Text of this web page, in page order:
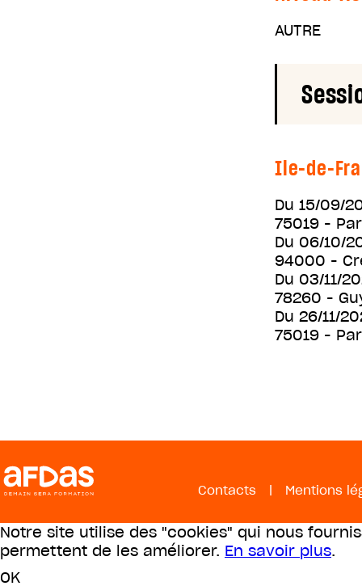
AUTRE
Ile-de-
Du 15/09/
75019 -
Du 06/10/
94000 -
Du 03/11/
78260 -
Du 26/11/
75019 -
Contacts | Mentions
Notre site utilise des "cookies" qui nous
permettent de les améliorer. En savoir plus.
OK